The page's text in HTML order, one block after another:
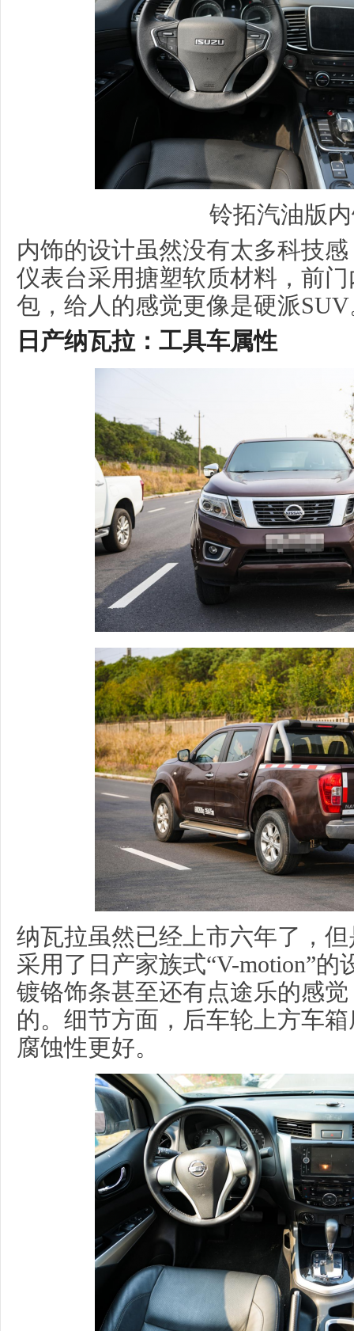
铃拓汽油版
内饰的设计虽然没有太多科技
仪表台采用搪塑软质材料，前
包，给人的感觉更像是硬派
日产纳瓦拉 ： 工具车属性
纳瓦拉虽然已经上市六年了，
采用了日产家族式“V-motion”的
镀铬饰条甚至还有点途乐的感
的。细节方面，后车轮上方车
腐蚀性更好。